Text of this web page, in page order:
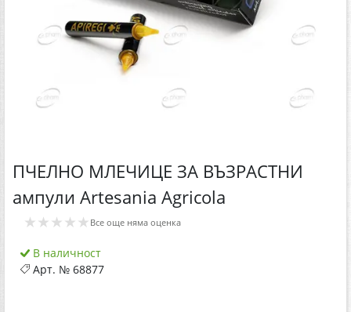
ПЧЕЛНО МЛЕЧИЦЕ ЗА ВЪЗРАСТНИ
ампули Artesania Agricola
★★★★★ Все още няма оценка
В наличност
Арт. № 68877